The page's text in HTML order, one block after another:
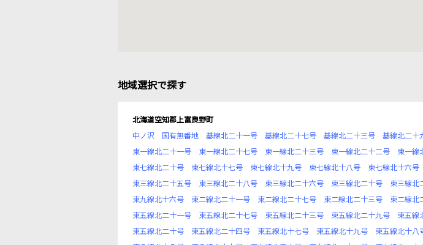
地域選択で探す
北海道空知郡上富良野町
中ノ沢
国有無番地 基線北二十一号 基線北二十七号 基線北二十三号 基線北二十
東一線北二十一号
東一線北二十七号 東一線北二十三号 東一線北二十二号 東一線
東七線北二十号
東七線北十七号 東七線北十九号 東七線北十八号 東七線北十六号
東三線北二十五号
東三線北二十八号 東三線北二十六号 東三線北二十号 東三線北
東九線北十六号
東二線北二十一号 東二線北二十七号 東二線北二十三号 東二線北
東五線北二十一号
東五線北二十七号 東五線北二十三号 東五線北二十九号 東五線
東五線北二十号
東五線北二十四号 東五線北十七号 東五線北十九号 東五線北十八